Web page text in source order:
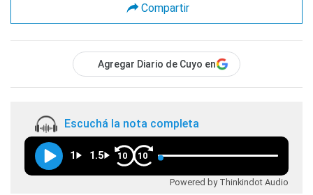
Compartir
Agregar Diario de Cuyo en
Escuchá la nota completa
1 1.5 10 10
Powered by Thinkindot Audio